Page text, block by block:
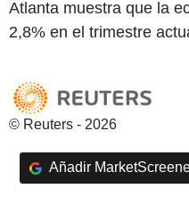
Atlanta muestra que la
2,8% en el trimestre
© Reuters - 2026
Añadir